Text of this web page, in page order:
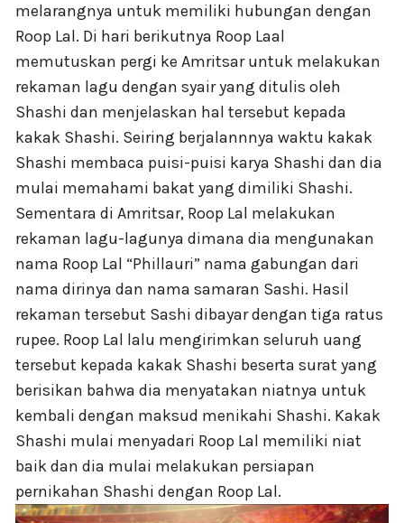
melarangnya untuk memiliki hubungan dengan
Roop Lal. Di hari berikutnya Roop Laal
memutuskan pergi ke Amritsar untuk melakukan
rekaman lagu dengan syair yang ditulis oleh
Shashi dan menjelaskan hal tersebut kepada
kakak Shashi. Seiring berjalannnya waktu kakak
Shashi membaca puisi-puisi karya Shashi dan dia
mulai memahami bakat yang dimiliki Shashi.
Sementara di Amritsar, Roop Lal melakukan
rekaman lagu-lagunya dimana dia mengunakan
nama Roop Lal “Phillauri” nama gabungan dari
nama dirinya dan nama samaran Sashi. Hasil
rekaman tersebut Sashi dibayar dengan tiga ratus
rupee. Roop Lal lalu mengirimkan seluruh uang
tersebut kepada kakak Shashi beserta surat yang
berisikan bahwa dia menyatakan niatnya untuk
kembali dengan maksud menikahi Shashi. Kakak
Shashi mulai menyadari Roop Lal memiliki niat
baik dan dia mulai melakukan persiapan
pernikahan Shashi dengan Roop Lal.